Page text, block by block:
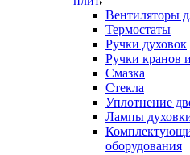
Вентиляторы
Термостаты
Ручки духовок
Ручки кранов
Смазка
Стекла
Уплотнение
Лампы
оборудования